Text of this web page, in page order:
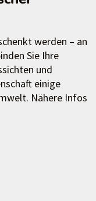
werden – an
Sie Ihre
und
einige
Nähere Infos